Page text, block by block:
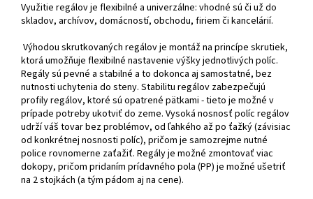
Využitie regálov je flexibilné a univerzálne: vhodné sú či už do
skladov, archívov, domácností, obchodu, firiem či kancelárií.
Výhodou skrutkovaných regálov je montáž na princípe skrutiek,
ktorá umožňuje flexibilné nastavenie výšky jednotlivých políc.
Regály sú pevné a stabilné a to dokonca aj samostatné, bez
nutnosti uchytenia do steny. Stabilitu regálov zabezpečujú
profily regálov, ktoré sú opatrené pätkami - tieto je možné v
prípade potreby ukotviť do zeme. Vysoká nosnosť políc regálov
udrží váš tovar bez problémov, od ľahkého až po ťažký (závisiac
od konkrétnej nosnosti políc), pričom je samozrejme nutné
police rovnomerne zaťažiť. Regály je možné zmontovať viac
dokopy, pričom pridaním prídavného pola (PP) je možné ušetriť
na 2 stojkách (a tým pádom aj na cene).